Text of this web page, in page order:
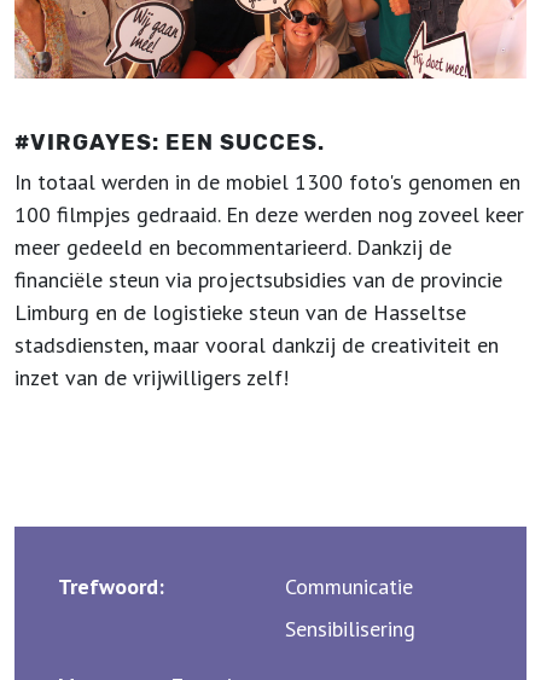
#VIRGAYES: EEN SUCCES.
In totaal werden in de mobiel 1300 foto's genomen en
100 filmpjes gedraaid. En deze werden nog zoveel keer
meer gedeeld en becommentarieerd. Dankzij de
financiële steun via projectsubsidies van de provincie
Limburg en de logistieke steun van de Hasseltse
stadsdiensten, maar vooral dankzij de creativiteit en
inzet van de vrijwilligers zelf!
Trefwoord:
Communicatie
Sensibilisering